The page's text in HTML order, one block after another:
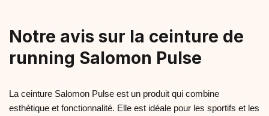
Notre avis sur la ceinture de
running Salomon Pulse
La ceinture Salomon Pulse est un produit qui combine
esthétique et fonctionnalité. Elle est idéale pour les sportifs et les